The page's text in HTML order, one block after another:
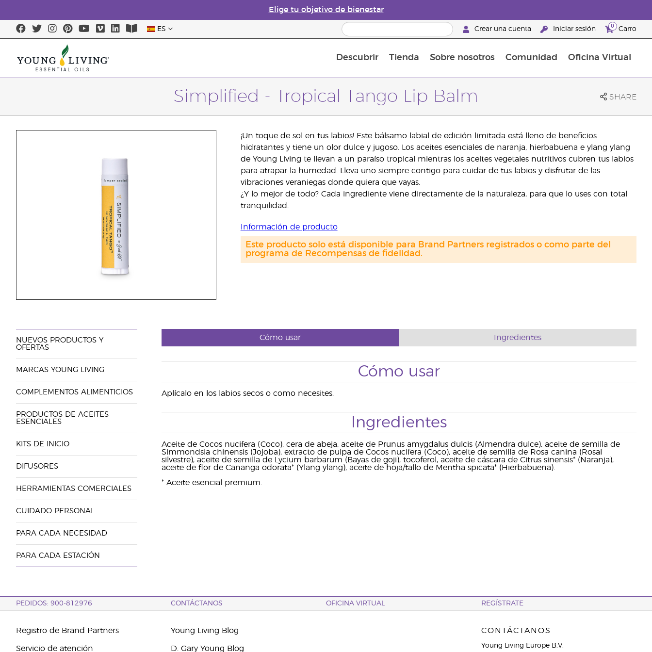
Elige tu objetivo de bienestar
ES Crear una cuenta Iniciar sesión 0 Carro
Descubrir Tienda Sobre nosotros Comunidad Oficina Virtual
Simplified - Tropical Tango Lip Balm SHARE
¡Un toque de sol en tus labios! Este bálsamo labial de edición limitada está lleno de beneficios
hidratantes y tiene un olor dulce y jugoso. Los aceites esenciales de naranja, hierbabuena e ylang ylang
de Young Living te llevan a un paraíso tropical mientras los aceites vegetales nutritivos cubren tus labios
para atrapar la humedad. Lleva uno siempre contigo para cuidar de tus labios y disfrutar de las
vibraciones veraniegas donde quiera que vayas.
¿Y lo mejor de todo? Cada ingrediente viene directamente de la naturaleza, para que lo uses con total
tranquilidad.
Información de producto
Este producto solo está disponible para Brand Partners registrados o como parte del
programa de Recompensas de fidelidad.
NUEVOS PRODUCTOS Y
OFERTAS
MARCAS YOUNG LIVING
COMPLEMENTOS ALIMENTICIOS
PRODUCTOS DE ACEITES
ESENCIALES
KITS DE INICIO
DIFUSORES
HERRAMIENTAS COMERCIALES
CUIDADO PERSONAL
PARA CADA NECESIDAD
PARA CADA ESTACIÓN
Cómo usar Ingredientes
Cómo usar
Aplícalo en los labios secos o como necesites.
Ingredientes
Aceite de Cocos nucifera (Coco), cera de abeja, aceite de Prunus amygdalus dulcis (Almendra dulce), aceite de semilla de
Simmondsia chinensis (Jojoba), extracto de pulpa de Cocos nucifera (Coco), aceite de semilla de Rosa canina (Rosal
silvestre), aceite de semilla de Lycium barbarum (Bayas de goji), tocoferol, aceite de cáscara de Citrus sinensis* (Naranja),
aceite de flor de Cananga odorata* (Ylang ylang), aceite de hoja/tallo de Mentha spicata* (Hierbabuena).
* Aceite esencial premium.
PEDIDOS: 900-812976 CONTÁCTANOS OFICINA VIRTUAL REGÍSTRATE
Registro de Brand Partners
Servicio de atención
Young Living Blog
D. Gary Young Blog
CONTÁCTANOS
Young Living Europe B.V.